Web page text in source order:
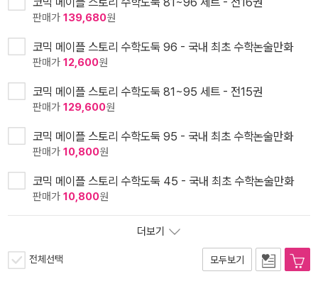
판매가 139,680원
코믹 메이플 스토리 수학도둑 96 - 국내 최초 수학논술만화
판매가 12,600원
코믹 메이플 스토리 수학도둑 81~95 세트 - 전15권
판매가 129,600원
코믹 메이플 스토리 수학도둑 95 - 국내 최초 수학논술만화
판매가 10,800원
코믹 메이플 스토리 수학도둑 45 - 국내 최초 수학논술만화
판매가 10,800원
더보기
전체선택 모두보기